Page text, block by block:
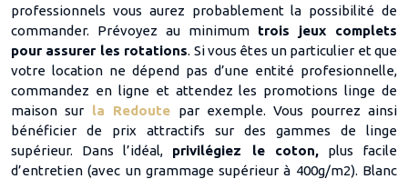
professionnels vous aurez probablement la possibilité de
commander. Prévoyez au minimum trois jeux complets
pour assurer les rotations. Si vous êtes un particulier et que
votre location ne dépend pas d’une entité profesionnelle,
commandez en ligne et attendez les promotions linge de
maison sur la Redoute par exemple. Vous pourrez ainsi
bénéficier de prix attractifs sur des gammes de linge
supérieur. Dans l’idéal, privilégiez le coton,plus facile
d’entretien (avec un grammage supérieur à 400g/m2). Blanc